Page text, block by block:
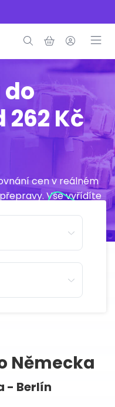
Kč
cen v reálném
Vše vyřídíte
Německa
- Berlín